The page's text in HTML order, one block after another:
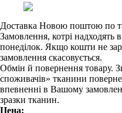
Доставка Новою поштою по
Замовлення, котрі надходять
понеділок. Якщо кошти не
замовлення скасовується.
Обмін й повернення товару.
споживачів» тканини
впевненні в Вашому
зразки тканин.
Цена: